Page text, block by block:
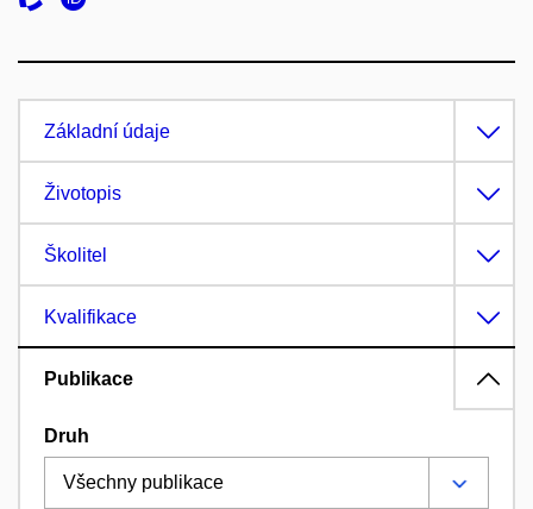
Základní údaje
Životopis
Školitel
Kvalifikace
Publikace
Druh